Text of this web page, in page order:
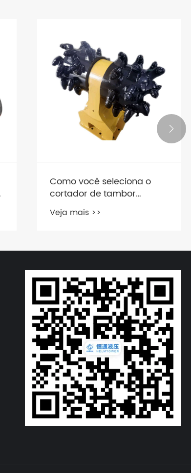
Como você seleciona o
cortador de tambor
hidráulico certo para sua
escavadeira
Veja mais >>
